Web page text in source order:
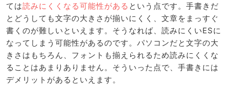
ては読みにくくなる可能性がある という点です。手書きだ
とどうしても文字の大きさが揃いにくく、文章をまっすぐ
書くのが難しいといえます。そうなれば、読みにくいESに
なってしまう可能性があるのです。パソコンだと文字の大
きさはもちろん、フォントも揃えられるため読みにくくな
ることはあまりありません。そういった点で、手書きには
デメリットがあるといえます。